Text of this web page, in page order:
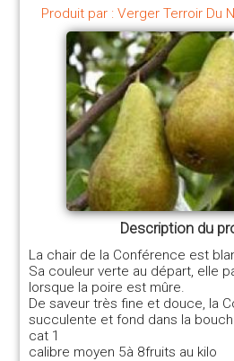
Produit par : Verger Terroir Du
Description du
La chair de la Conférence est
Sa couleur verte au départ, elle
lorsque la poire est mûre.
De saveur très fine et douce, la
succulente et fond dans la
cat 1
calibre moyen 5à 8fruits au kilo